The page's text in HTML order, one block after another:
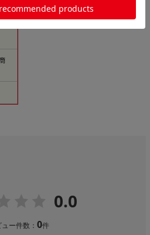
0.0
ュー件数：0件